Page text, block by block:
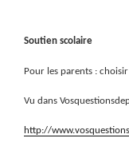
Soutien scolaire
Pour les parents :
Vu dans
http://